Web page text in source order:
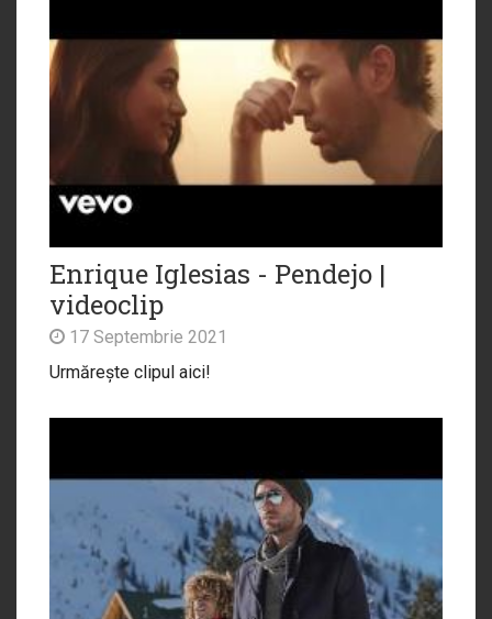
Enrique Iglesias - Pendejo |
videoclip
17 Septembrie 2021
Urmărește clipul aici!